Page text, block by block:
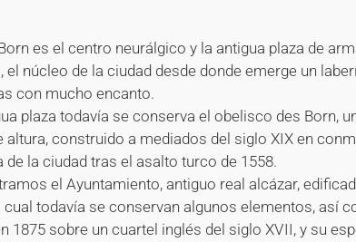
es el centro neurálgico y la antigua plaza de
el núcleo de la ciudad desde donde emerge un
con mucho encanto.
plaza todavía se conserva el obelisco des Born,
altura, construido a mediados del siglo XIX en
de la ciudad tras el asalto turco de 1558.
el Ayuntamiento, antiguo real alcázar,
todavía se conservan algunos elementos, así
1875 sobre un cuartel inglés del siglo XVII, y su